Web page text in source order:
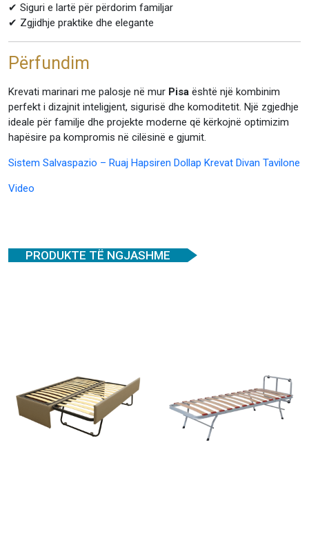
✔ Siguri e lartë për përdorim familjar
✔ Zgjidhje praktike dhe elegante
Përfundim
Krevati marinari me palosje në mur Pisa është një kombinim
perfekt i dizajnit inteligjent, sigurisë dhe komoditetit. Një zgjedhje
ideale për familje dhe projekte moderne që kërkojnë optimizim
hapësire pa kompromis në cilësinë e gjumit.
Sistem Salvaspazio – Ruaj Hapsiren Dollap Krevat Divan Tavilone
Video
PRODUKTE TË NGJASHME